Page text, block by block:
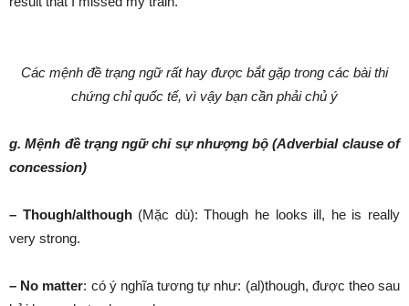
Các mệnh đề trạng ngữ rất hay được bắt gặp trong các bài thi
chứng chỉ quốc tế, vì vậy bạn cần phải chủ ý
g. Mệnh đề trạng ngữ chỉ sự nhượng bộ (Adverbial clause of
concession)
– Though/although(Mặc dù): Though he looks ill, he is really
very strong.
– No matter: có ý nghĩa tương tự như: (al)though, được theo sau